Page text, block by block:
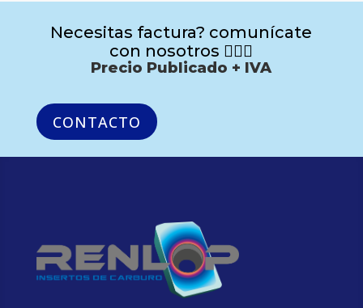
Necesitas factura? comunícate
con nosotros 🙋🏻‍♂️
Precio Publicado + IVA
CONTACTO